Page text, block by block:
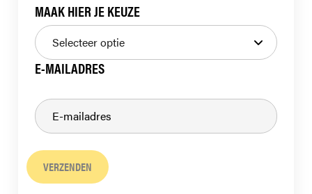
MAAK HIER JE KEUZE
E-MAILADRES
VERZENDEN